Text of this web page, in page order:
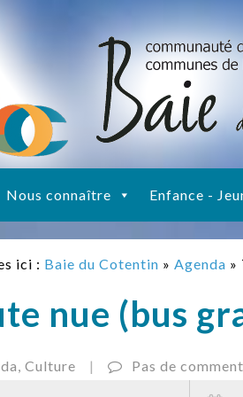
d’outils
Nous connaître Enfance -
ici : Baie du Cotentin » Agenda »
nue (bus
, Culture | Pas de